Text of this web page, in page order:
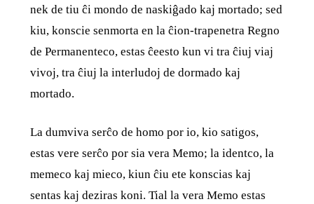
nek de tiu ĉi mondo de naskiĝado kaj mortado; sed
kiu, konscie senmorta en la ĉion-trapenetra Regno
de Permanenteco, estas ĉeesto kun vi tra ĉiuj viaj
vivoj, tra ĉiuj la interludoj de dormado kaj
mortado.
La dumviva serĉo de homo por io, kio satigos,
estas vere serĉo por sia vera Memo; la identco, la
memeco kaj mieco, kiun ĉiu ete konscias kaj
sentas kaj deziras koni. Tial la vera Memo estas